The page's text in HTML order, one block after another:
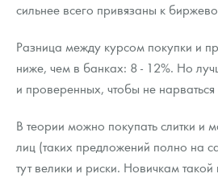
сильнее всего привязаны к
Разница между курсом покупки и
ниже, чем в банках: 8 - 12%. Но
и проверенных, чтобы не
В теории можно покупать слитки и
лиц (таких предложений полно на
тут велики и риски. Новичкам такой